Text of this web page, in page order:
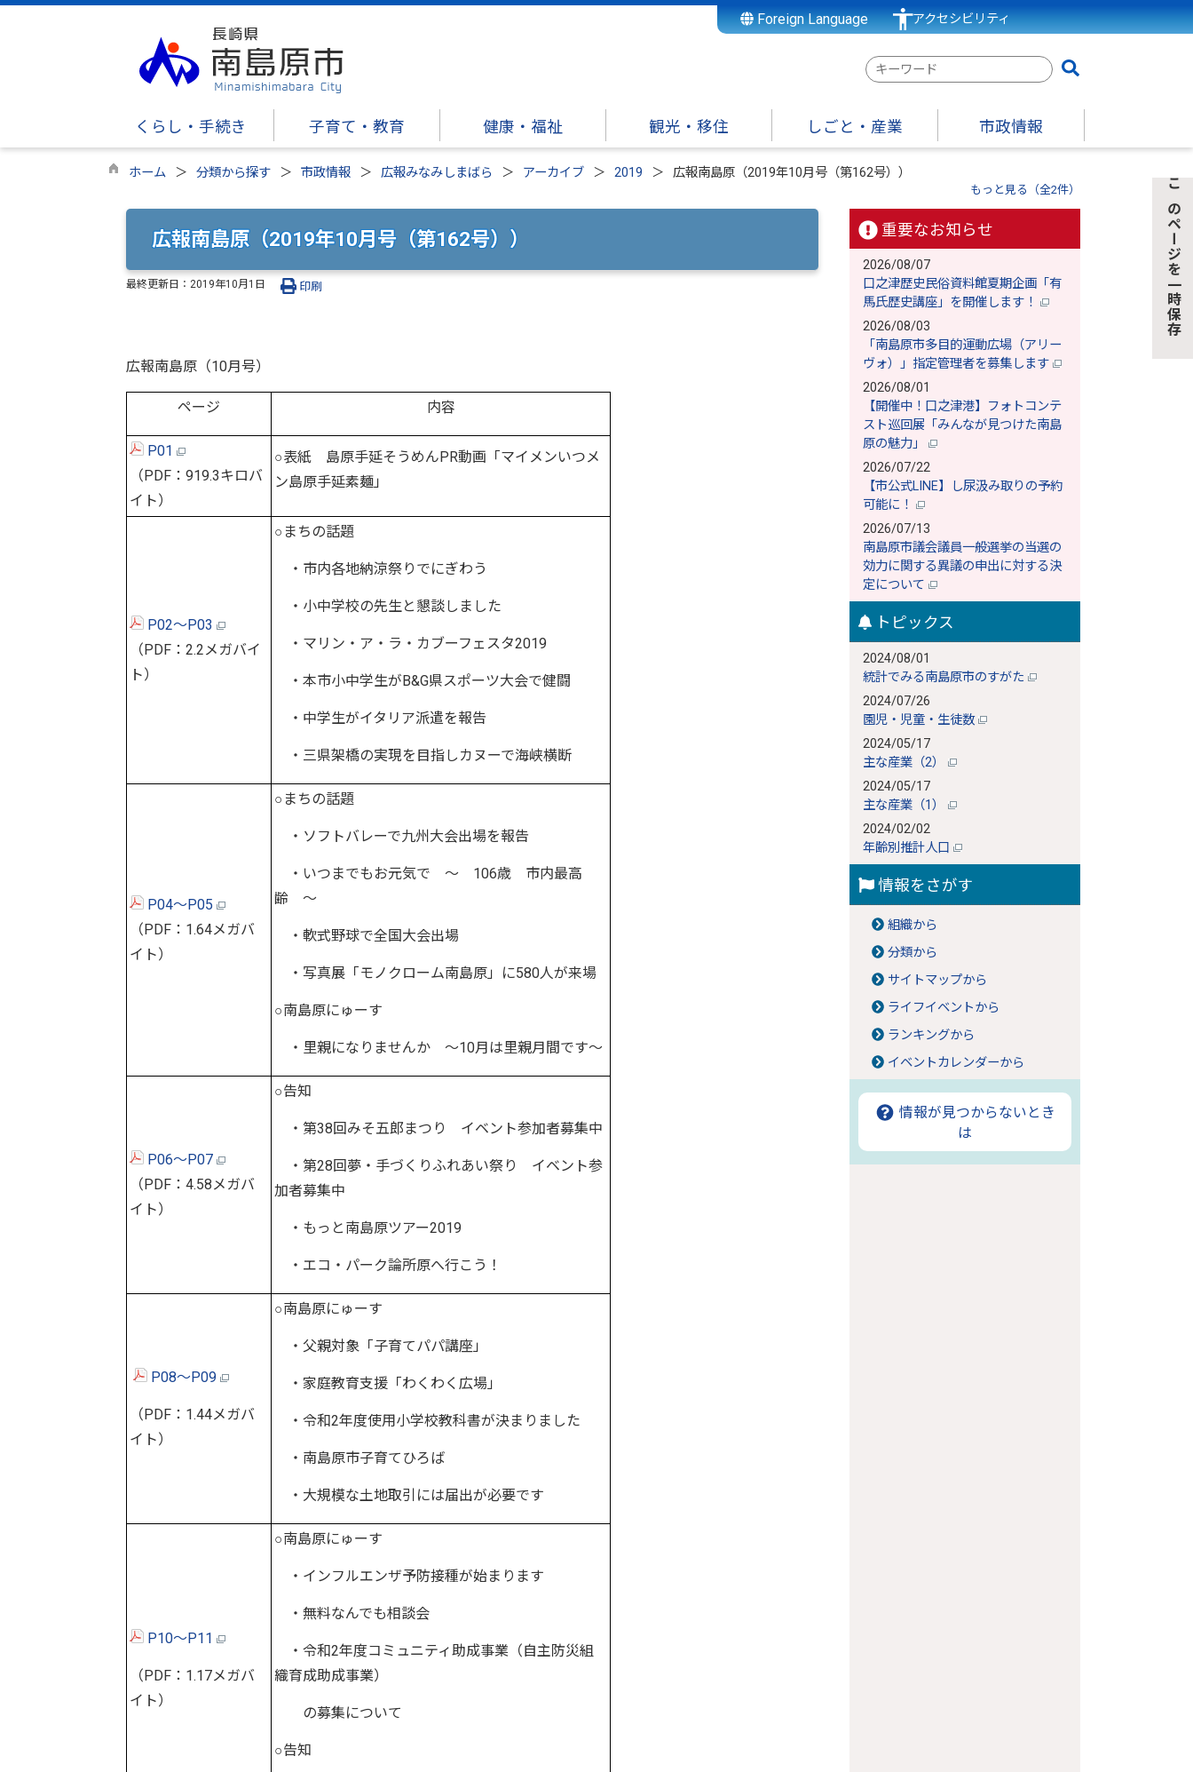
Foreign Language アクセシビリティ
検
ー
ワ
ー
くらし・手続き 子育て・教育 健康・福祉 観光・移住 しごと・産業 市政情報
ホーム 分類から探す 市政情報 広報みなみしまばら アーカイブ 2019 広報南島原（2019年10月号（第162号））
もっと見る（全2件）
広報南島原（2019年10月号（第162号））
最終更新日： 2019年10月1日 印刷
広報南島原（10月号）
ページ 内容
P01
（PDF：919.3キロバ
イト）
○表紙 島原手延そうめんPR動画「マイメンいつメ
ン島原手延素麺」
P02～P03
（PDF：2.2メガバイ
ト）
○まちの話題
・市内各地納涼祭りでにぎわう
・小中学校の先生と懇談しました
・マリン・ア・ラ・カブーフェスタ2019
・本市小中学生がB&G県スポーツ大会で健闘
・中学生がイタリア派遣を報告
・三県架橋の実現を目指しカヌーで海峡横断
P04～P05
（PDF：1.64メガバ
イト）
○まちの話題
・ソフトバレーで九州大会出場を報告
・いつまでもお元気で ～ 106歳 市内最高
齢 ～
・軟式野球で全国大会出場
・写真展「モノクローム南島原」に580人が来場
○南島原にゅーす
・里親になりませんか ～10月は里親月間です～
P06～P07
（PDF：4.58メガバ
イト）
○告知
・第38回みそ五郎まつり イベント参加者募集中
・第28回夢・手づくりふれあい祭り イベント参
加者募集中
・もっと南島原ツアー2019
・エコ・パーク論所原へ行こう！
P08～P09
（PDF：1.44メガバ
イト）
○南島原にゅーす
・父親対象「子育てパパ講座」
・家庭教育支援「わくわく広場」
・令和2年度使用小学校教科書が決まりました
・南島原市子育てひろば
・大規模な土地取引には届出が必要です
P10～P11
（PDF：1.17メガバ
イト）
○南島原にゅーす
・インフルエンザ予防接種が始まります
・無料なんでも相談会
・令和2年度コミュニティ助成事業（自主防災組
織育成助成事業）
の募集について
○告知
重要なお知らせ
2026/08/07
口之津歴史民俗資料館夏期企画「有
馬氏歴史講座」を開催します！
2026/08/03
「南島原市多目的運動広場（アリー
ヴォ）」指定管理者を募集します
2026/08/01
【開催中！口之津港】フォトコンテ
スト巡回展「みんなが見つけた南島
原の魅力」
2026/07/22
【市公式LINE】し尿汲み取りの予約
可能に！
2026/07/13
南島原市議会議員一般選挙の当選の
効力に関する異議の申出に対する決
定について
トピックス
2024/08/01
統計でみる南島原市のすがた
2024/07/26
園児・児童・生徒数
2024/05/17
主な産業（2）
2024/05/17
主な産業（1）
2024/02/02
年齢別推計人口
情報をさがす
組織から
分類から
サイトマップから
ライフイベントから
ランキングから
イベントカレンダーから
情報が見つからないとき
は
このページを一時保存